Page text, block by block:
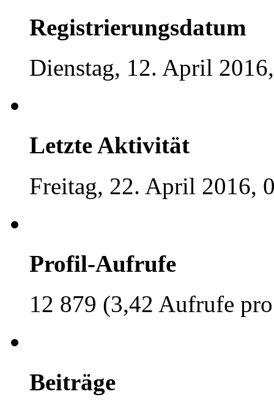
Registrierungsdatum
Dienstag, 12. April
Letzte Aktivität
Freitag, 22. April 2016,
Profil-Aufrufe
12 879 (3,42 Aufrufe
Beiträge